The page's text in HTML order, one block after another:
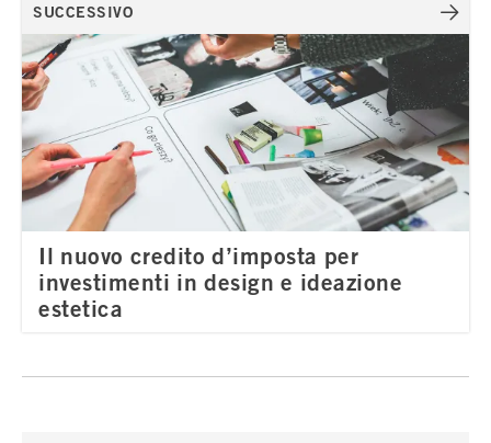
SUCCESSIVO
Il nuovo credito d’imposta per
investimenti in design e ideazione
estetica